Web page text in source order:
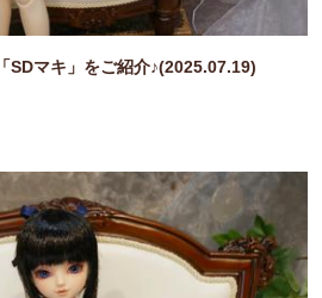
SDマキ」をご紹介♪(2025.07.19)